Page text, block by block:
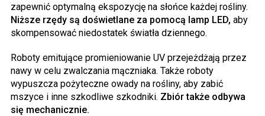
zapewnić optymalną ekspozycję na słońce każdej rośliny.
Niższe rzędy są doświetlane za pomocą lamp LED, aby
skompensować niedostatek światła dziennego.
Roboty emitujące promieniowanie UV przejeżdżają przez
nawy w celu zwalczania mączniaka. Także roboty
wypuszcza pożyteczne owady na rośliny, aby zabić
mszyce i inne szkodliwe szkodniki. Zbiór także odbywa
się mechanicznie.